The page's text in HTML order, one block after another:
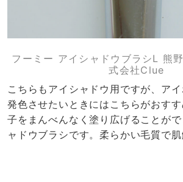
フーミー アイシャドウブラシL 熊
式会社Clue
こちらもアイシャドウ用ですが、アイ
発色させたいときにはこちらがおす
子をまんべんなく塗り広げることが
ャドウブラシです。柔らかい毛質で肌